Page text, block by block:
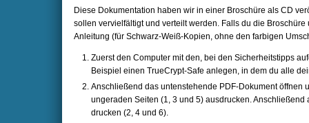
Diese Dokumentation haben wir in einer Broschüre als CD
sollen vervielfältigt und verteilt werden. Falls du die
Anleitung (für Schwarz-Weiß-Kopien, ohne den farbigen
Zuerst den Computer mit den, bei den Sicherheitstipps
Beispiel einen TrueCrypt-Safe anlegen, in dem du alle
Anschließend das untenstehende PDF-Dokument öffnen
ungeraden Seiten (1, 3 und 5) ausdrucken.
drucken (2, 4 und 6).